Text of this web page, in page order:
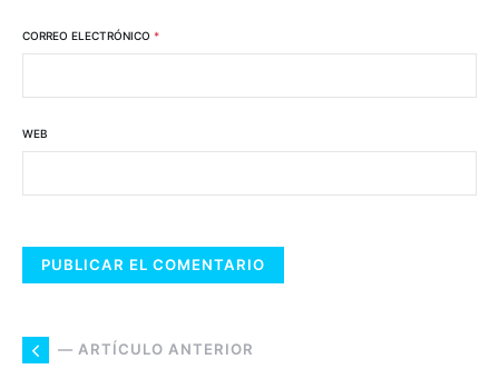
CORREO ELECTRÓNICO *
WEB
— ARTÍCULO ANTERIOR